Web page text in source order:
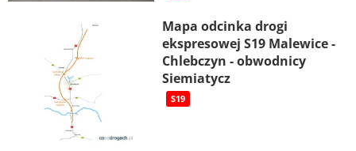
Mapa odcinka drogi
ekspresowej S19 Malewice -
Chlebczyn - obwodnicy
Siemiatycz
S19